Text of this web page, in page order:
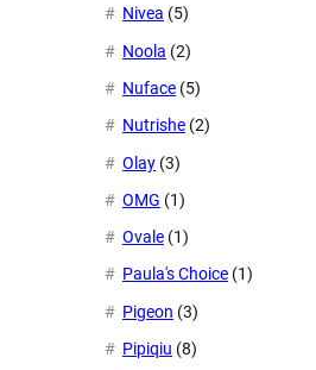
Nivea (5)
Noola (2)
Nuface (5)
Nutrishe (2)
Olay (3)
OMG (1)
Ovale (1)
Paula's Choice (1)
Pigeon (3)
Pipiqiu (8)